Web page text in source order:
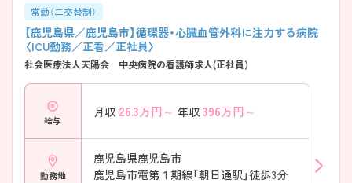
常勤（二交替制）
【鹿児島県／鹿児島市】循環器・心臓血管外科に注力する病院
〈ICU勤務／正看／正社員〉
社会医療法人天陽会 中央病院の看護師求人(正社員)
給与
月収 26.3万円～ 年収 396万円～
勤務地
鹿児島県鹿児島市
鹿児島市電第１期線「朝日通駅」徒歩3分